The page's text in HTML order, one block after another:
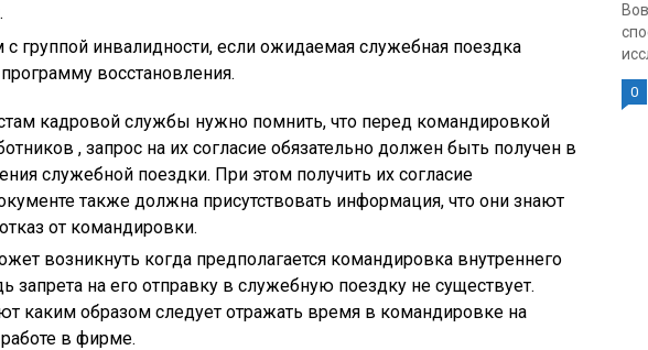
с группой инвалидности, если ожидаемая служебная поездка
восстановления.
кадровой службы нужно помнить, что перед командировкой
, запрос на их согласие обязательно должен быть получен в
служебной поездки. При этом получить их согласие
также должна присутствовать информация, что они знают
от командировки.
возникнуть когда предполагается командировка внутреннего
запрета на его отправку в служебную поездку не существует.
каким образом следует отражать время в командировке на
в фирме.
0